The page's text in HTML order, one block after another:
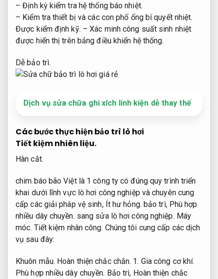
– Định kỳ kiểm tra hệ thống báo nhiệt.
– Kiểm tra thiết bị và các con phố ống bí quyết nhiệt.
Được kiểm định kỹ. – Xác minh công suất sinh nhiệt
được hiển thị trên bảng điều khiển hệ thống.
Dễ bảo trì.
Dịch vụ sửa chữa ghi xích linh kiện dễ thay thế
Các bước thực hiện bảo trì lò hơi
Tiết kiệm nhiên liệu.
Hàn cắt.
chim báo bão Việt là 1 công ty có đúng quy trình triển
khai dưới lĩnh vực lò hơi công nghiệp và chuyên cung
cấp các giải pháp vệ sinh, Ít hư hỏng. bảo trì, Phù hợp
nhiều dây chuyền. sang sửa lò hơi công nghiệp. Máy
móc. Tiết kiệm nhân công. Chúng tôi cung cấp các dịch
vụ sau đây:
Khuôn mẫu. Hoàn thiện chắc chắn. 1. Gia công cơ khí.
Phù hợp nhiều dây chuyền. Bảo trì, Hoàn thiện chắc